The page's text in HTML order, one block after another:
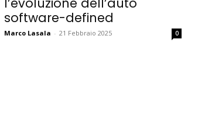
l’evoluzione dell’auto
software-defined
Marco Lasala - 21 Febbraio 2025 0